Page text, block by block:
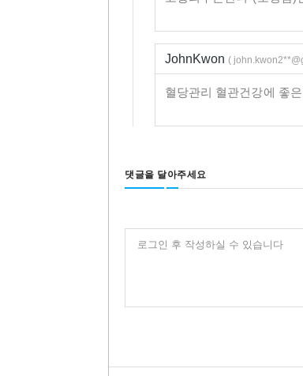
JohnKwon (
혈당관리 혈관건강에 좋
댓글을 달아주세요
로그인 후 작성하실 수 있습니다